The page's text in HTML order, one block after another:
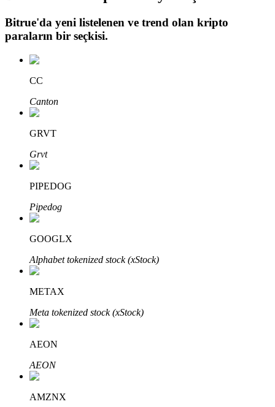
Otomatik Yatırım
Uzun vadeli kâr ve esnek çıkarlar elde edin
Stake Etmeyi Öğrenin
Pasif gelir kazanma hakkında bilgi edinin
Bitrue
AI
Bitrue Ortakları
Bitrue'da yeni listelenen ve trend olan kripto
paraların bir seçkisi.
CC
Canton
GRVT
Grvt
PIPEDOG
Pipedog
GOOGLX
Alphabet tokenized stock (xStock)
METAX
Meta tokenized stock (xStock)
AEON
AEON
AMZNX